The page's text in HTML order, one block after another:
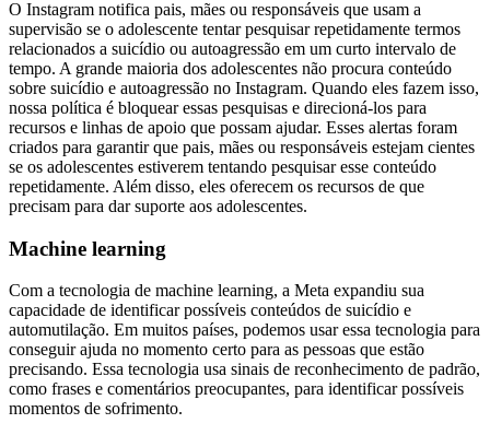
O Instagram notifica pais, mães ou responsáveis que usam a
supervisão se o adolescente tentar pesquisar repetidamente termos
relacionados a suicídio ou autoagressão em um curto intervalo de
tempo. A grande maioria dos adolescentes não procura conteúdo
sobre suicídio e autoagressão no Instagram. Quando eles fazem isso,
nossa política é bloquear essas pesquisas e direcioná-los para
recursos e linhas de apoio que possam ajudar. Esses alertas foram
criados para garantir que pais, mães ou responsáveis estejam cientes
se os adolescentes estiverem tentando pesquisar esse conteúdo
repetidamente. Além disso, eles oferecem os recursos de que
precisam para dar suporte aos adolescentes.
Machine learning
Com a tecnologia de machine learning, a Meta expandiu sua
capacidade de identificar possíveis conteúdos de suicídio e
automutilação. Em muitos países, podemos usar essa tecnologia para
conseguir ajuda no momento certo para as pessoas que estão
precisando. Essa tecnologia usa sinais de reconhecimento de padrão,
como frases e comentários preocupantes, para identificar possíveis
momentos de sofrimento.